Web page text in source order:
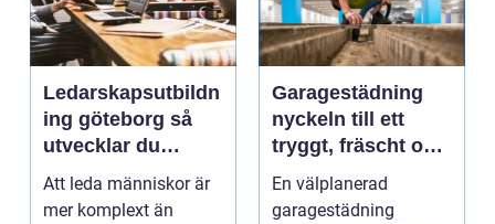
Ledarskapsutbildn
ing göteborg så
utvecklar du
ledare som håller i
längden
Att leda människor är
mer komplext än
Garagestädning
nyckeln till ett
tryggt, fräscht och
hållbart garage
En välplanerad
garagestädning